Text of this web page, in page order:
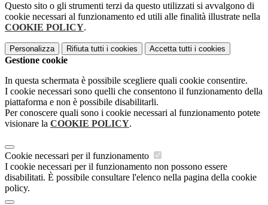
Questo sito o gli strumenti terzi da questo utilizzati si avvalgono di
cookie necessari al funzionamento ed utili alle finalità illustrate nella
COOKIE POLICY.
Personalizza Rifiuta tutti i cookies Accetta tutti i cookies
Gestione cookie
In questa schermata è possibile scegliere quali cookie consentire.
I cookie necessari sono quelli che consentono il funzionamento della
piattaforma e non è possibile disabilitarli.
Per conoscere quali sono i cookie necessari al funzionamento potete
visionare la COOKIE POLICY.
Cookie necessari per il funzionamento
I cookie necessari per il funzionamento non possono essere
disabilitati. È possibile consultare l'elenco nella pagina della cookie
policy.